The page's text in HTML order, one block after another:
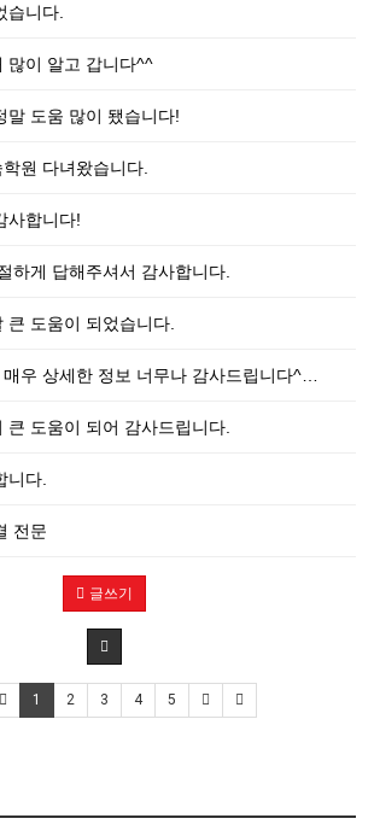
습니다.
많이 알고 갑니다^^
말 도움 많이 됐습니다!
원 다녀왔습니다.
사합니다!
하게 답해주셔서 감사합니다.
큰 도움이 되었습니다.
우 상세한 정보 너무나 감사드립니다^…
큰 도움이 되어 감사드립니다.
니다.
전문
글쓰기
1 2 3 4 5